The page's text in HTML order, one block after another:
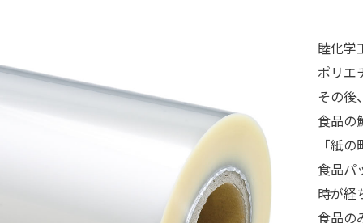
睦化学
ポリエ
その後
食品の
「紙
食品パ
時が経
食品の